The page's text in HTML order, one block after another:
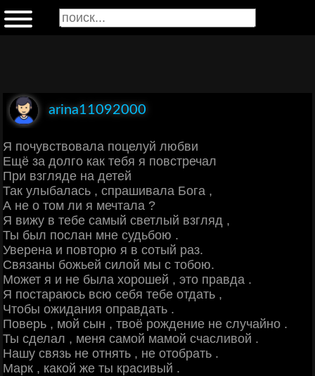
arina11092000
Я почувствовала поцелуй любви
Ещё за долго как тебя я повстречал
При взгляде на детей
Так улыбалась , спрашивала Бога ,
А не о том ли я мечтала ?
Я вижу в тебе самый светлый взгляд ,
Ты был послан мне судьбою .
Уверена и повторю я в сотый раз.
Связаны божьей силой мы с тобою.
Может я и не была хорошей , это правда .
Я постараюсь всю себя тебе отдать ,
Чтобы ожидания оправдать .
Поверь , мой сын , твоё рождение не случайно .
Ты сделал , меня самой мамой счасливой .
Нашу связь не отнять , не отобрать .
Марк , какой же ты красивый .